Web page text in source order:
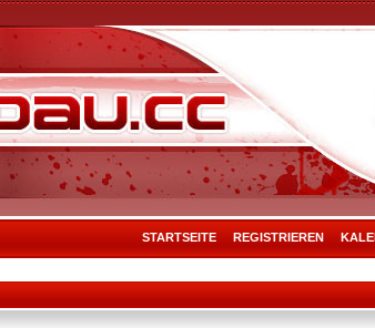
STARTSEITE REGISTRIEREN